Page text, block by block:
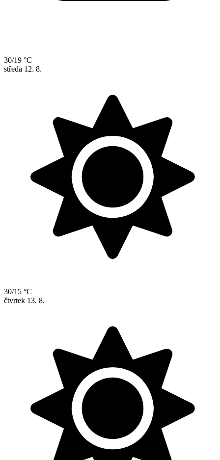
30/19 °C
středa 12. 8.
30/15 °C
čtvrtek 13. 8.